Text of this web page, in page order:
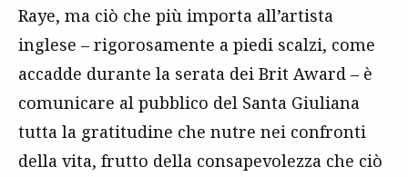
Raye, ma ciò che più importa all’artista
inglese – rigorosamente a piedi scalzi, come
accadde durante la serata dei Brit Award – è
comunicare al pubblico del Santa Giuliana
tutta la gratitudine che nutre nei confronti
della vita, frutto della consapevolezza che ciò